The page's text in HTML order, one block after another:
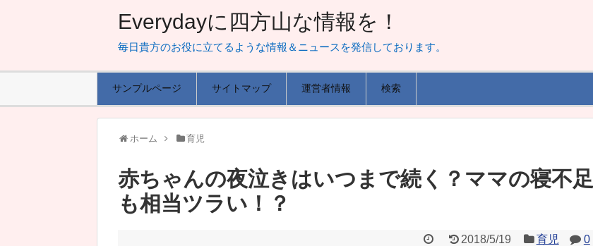
Everydayに四方山な情報を！
毎日貴方のお役に立てるような情報＆ニュースを発信しております。
サンプルページ サイトマップ 運営者情報 検索
ホーム 育児
赤ちゃんの夜泣きはいつまで続く？ママの寝不足
も相当ツラい！？
2018/5/19 育児 0